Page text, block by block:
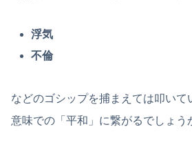
浮気
不倫
などのゴシップを捕まえては叩いて
意味での「平和」に繋がるでしょう